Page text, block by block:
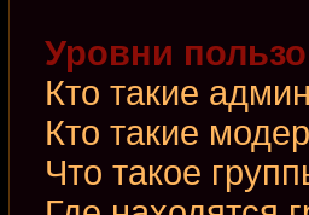
Уровни
Кто такие
Кто такие
Что такое